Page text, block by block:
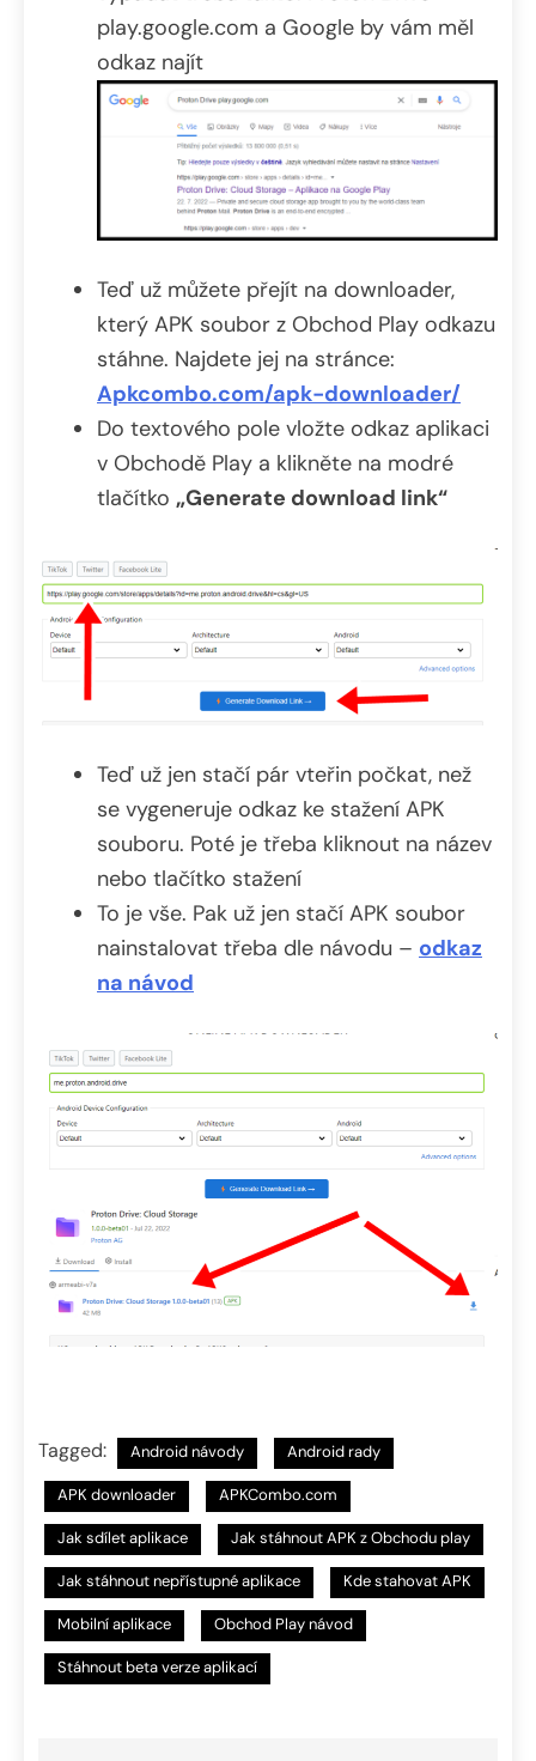
play.google.com a Google by vám měl
odkaz najít
Teď už můžete přejít na downloader,
který APK soubor z Obchod Play odkazu
stáhne. Najdete jej na stránce:
Apkcombo.com/apk-downloader/
Do textového pole vložte odkaz aplikaci
v Obchodě Play a klikněte na modré
tlačítko „Generate download link“
Teď už jen stačí pár vteřin počkat, než
se vygeneruje odkaz ke stažení APK
souboru. Poté je třeba kliknout na název
nebo tlačítko stažení
To je vše. Pak už jen stačí APK soubor
nainstalovat třeba dle návodu – odkaz
na návod
Tagged: Android návody Android rady
APK downloader APKCombo.com
Jak sdílet aplikace Jak stáhnout APK z Obchodu play
Jak stáhnout nepřístupné aplikace Kde stahovat APK
Mobilní aplikace Obchod Play návod
Stáhnout beta verze aplikací